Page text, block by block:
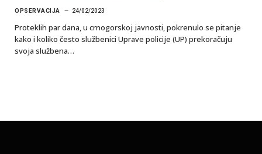
OPSERVACIJA 24/02/2023
Proteklih par dana, u crnogorskoj javnosti, pokrenulo se pitanje
kako i koliko često službenici Uprave policije (UP) prekoračuju
svoja službena…